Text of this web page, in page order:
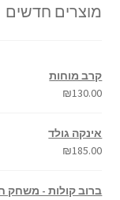
מוצרים חדשים
קרב מוחות
₪130.00
אינקה גולד
₪185.00
ברוב קולות - משחק